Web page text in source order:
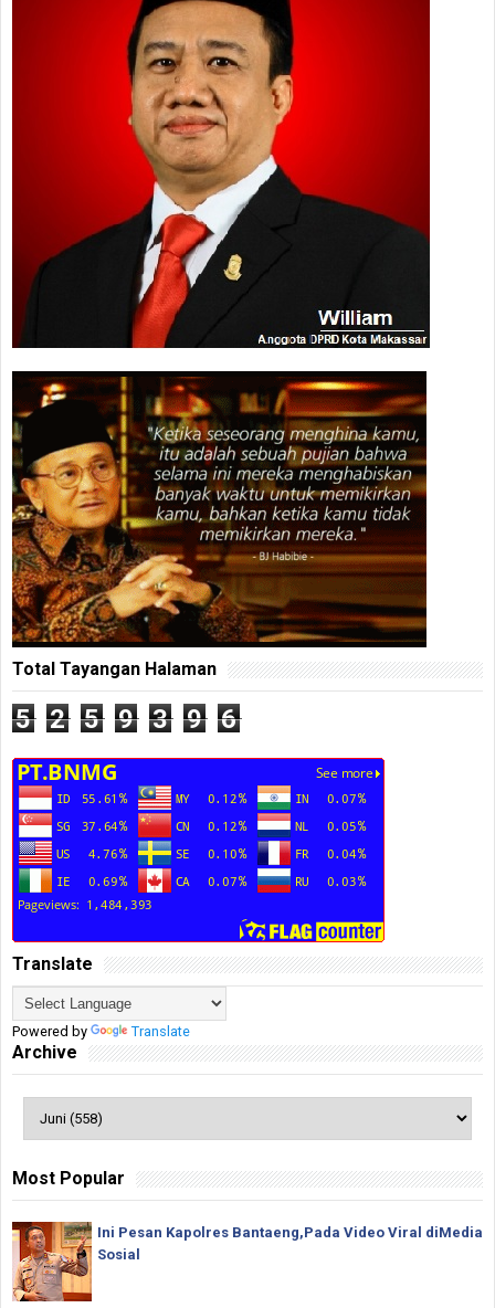
Total Tayangan Halaman
5 2 5 9 3 9 6
Translate
Powered by Translate
Archive
Most Popular
Ini Pesan Kapolres Bantaeng,Pada Video Viral diMedia
Sosial